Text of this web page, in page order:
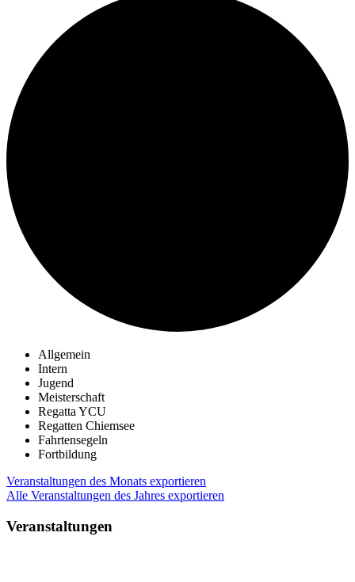
Allgemein
Intern
Jugend
Meisterschaft
Regatta YCU
Regatten Chiemsee
Fahrtensegeln
Fortbildung
Veranstaltungen des Monats exportieren
Alle Veranstaltungen des Jahres exportieren
Veranstaltungen